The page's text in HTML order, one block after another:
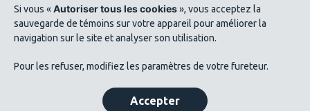
© 2026 AluQuébec. Tous droits réservés. // Conditions d’utilisation // Liste de crédits
Politique de confidentialité
Si vous «Autoriser tous les cookies», vous acceptez la
sauvegarde de témoins sur votre appareil pour améliorer la
navigation sur le site et analyser son utilisation.
Pour les refuser, modifiez les paramètres de votre fureteur.
Accepter